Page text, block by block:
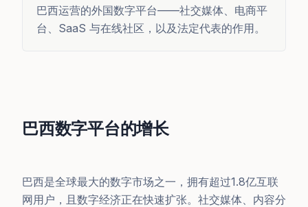
巴西运营的外国数字平台——社交媒体、电商平
台、SaaS 与在线社区，以及法定代表的作用。
巴西数字平台的增长
巴西是全球最大的数字市场之一，拥有超过1.8亿互联
网用户，且数字经济正在快速扩张。社交媒体、内容分